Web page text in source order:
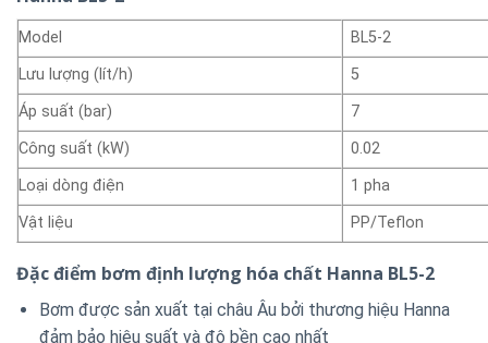
Model
BL5-2
Lưu lượng (lít/h)
5
Áp suất (bar)
7
Công suất (kW)
0.02
Loại dòng điện
1 pha
Vật liệu
PP/Teflon
Đặc điểm bơm định lượng hóa chất Hanna BL5-2
Bơm được sản xuất tại châu Âu bởi thương hiệu Hanna
đảm bảo hiệu suất và độ bền cao nhất